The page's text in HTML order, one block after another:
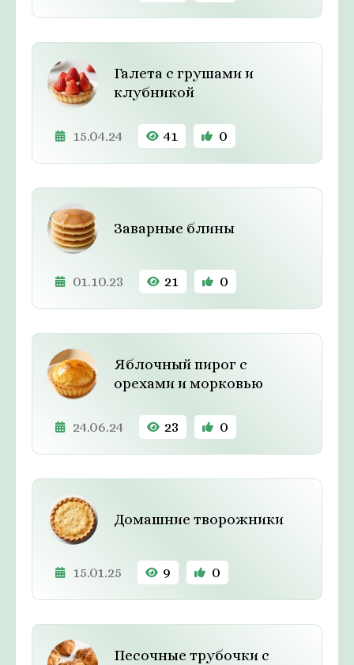
Галета с грушами и
клубникой
15.04.24 41 0
Заварные блины
01.10.23 21 0
Яблочный пирог с
орехами и морковью
24.06.24 23 0
Домашние творожники
15.01.25 9 0
Песочные трубочки с